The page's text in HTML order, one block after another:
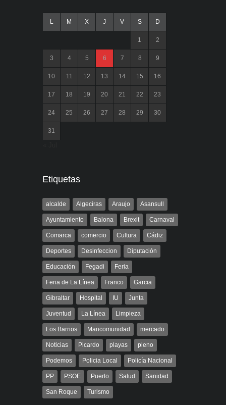
L M X J V S D
1 2
3 4 5 6 7 8 9
10 11 12 13 14 15 16
17 18 19 20 21 22 23
24 25 26 27 28 29 30
31
Etiquetas
alcalde Algeciras Araujo Asansull
Ayuntamiento Balona Brexit Carnaval
Comarca comercio Cultura Cádiz
Deportes Desinfeccion Diputación
Educación Fegadi Feria
Feria de La Línea Franco Garcia
Gibraltar Hospital IU Junta
Juventud La Línea Limpieza
Los Barrios Mancomunidad mercado
Noticias Picardo playas pleno
Podemos Policia Local Policía Nacional
PP PSOE Puerto Salud Sanidad
San Roque Turismo